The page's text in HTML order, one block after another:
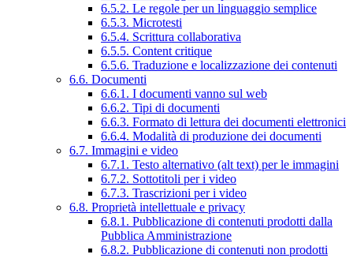
6.5.2. Le regole per un linguaggio semplice
6.5.3. Microtesti
6.5.4. Scrittura collaborativa
6.5.5. Content critique
6.5.6. Traduzione e localizzazione dei contenuti
6.6. Documenti
6.6.1. I documenti vanno sul web
6.6.2. Tipi di documenti
6.6.3. Formato di lettura dei documenti elettronici
6.6.4. Modalità di produzione dei documenti
6.7. Immagini e video
6.7.1. Testo alternativo (alt text) per le immagini
6.7.2. Sottotitoli per i video
6.7.3. Trascrizioni per i video
6.8. Proprietà intellettuale e privacy
6.8.1. Pubblicazione di contenuti prodotti dalla
Pubblica Amministrazione
6.8.2. Pubblicazione di contenuti non prodotti